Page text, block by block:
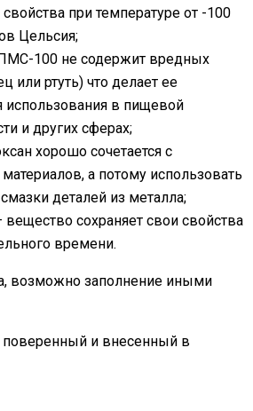
при температуре от -100
Цельсия;
100 не содержит вредных
или ртуть) что делает ее
использования в пищевой
и других сферах;
хорошо сочетается с
а потому использовать
деталей из металла;
сохраняет свои свойства
времени.
возможно заполнение иными
поверенный и внесенный в